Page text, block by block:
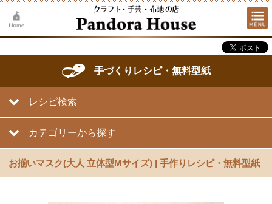
手づくりレシピ・無料型紙
レシピ検索
カテゴリーから探す
お揃いマスク(大人 立体型Mサイズ) | 手作りレシピ・無料型紙